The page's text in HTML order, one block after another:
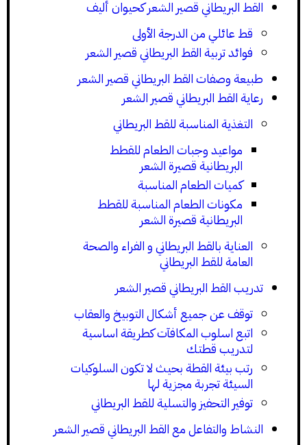
القط البريطاني قصير الشعر كحيوان أليف
قط عائلي من الدرجة الأولى
فوائد تربية القط البريطاني قصير الشعر
طبيعة وصفات القط البريطاني قصير الشعر
رعاية القط البريطاني قصير الشعر
التغذية المناسبة للقط البريطاني
مواعيد وجبات الطعام للقطط
البريطانية قصيرة الشعر
كميات الطعام المناسبة
مكونات الطعام المناسبة للقطط
البريطانية قصيرة الشعر
العناية بالقط البريطاني و الفراء والصحة
العامة للقط البريطاني
تدريب القط البريطاني قصير الشعر
توقف عن جميع أشكال التوبيخ والعقاب
اتبع اسلوب المكافآت كطريقة اساسية
لتدريب قطتك
رتب بيئة القطة بحيث لا تكون السلوكيات
السيئة تجربة مجزية لها
توفير التحفيز والتسلية للقط البريطاني
النشاط والتفاعل مع القط البريطاني قصير الشعر